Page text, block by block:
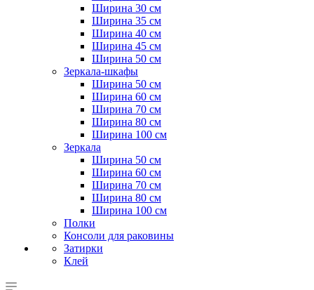
Ширина 30 см
Ширина 35 см
Ширина 40 см
Ширина 45 см
Ширина 50 см
Зеркала-шкафы
Ширина 50 см
Ширина 60 см
Ширина 70 см
Ширина 80 см
Ширина 100 см
Зеркала
Ширина 50 см
Ширина 60 см
Ширина 70 см
Ширина 80 см
Ширина 100 см
Полки
Консоли для раковины
Затирки
Клей